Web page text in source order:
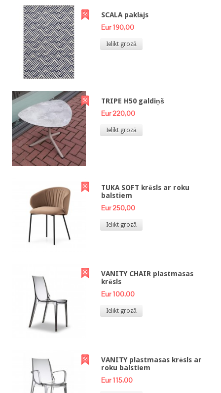
SCALA paklājs
Eur 190,00
Ielikt grozā
TRIPE H50 galdiņš
Eur 220,00
Ielikt grozā
TUKA SOFT krēsls ar roku
balstiem
Eur 250,00
Ielikt grozā
VANITY CHAIR plastmasas
krēsls
Eur 100,00
Ielikt grozā
VANITY plastmasas krēsls ar
roku balstiem
Eur 115,00